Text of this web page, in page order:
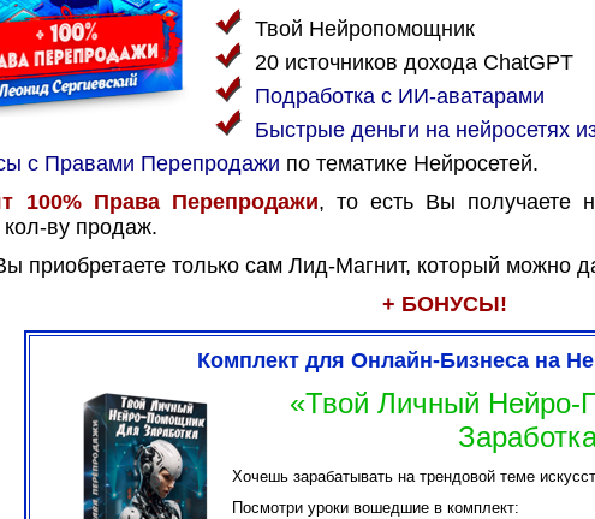
Твой Нейропомощник
20 источников дохода ChatGPT
Подработка с ИИ-аватарами
Быстрые деньги на нейросетях
с Правами Перепродажи по тематике Нейросетей.
100% Права Перепродажи, то есть Вы получаете
кол-ву продаж.
приобретаете только сам Лид-Магнит, который можно
+ БОНУСЫ!
Комплект для Онлайн-Бизнеса на
«Твой Личный
Хочешь зарабатывать на трендовой теме
Посмотри уроки вошедшие в комплект: